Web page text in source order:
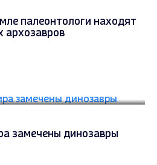
палеонтологи находят
архозавров
замечены динозавры